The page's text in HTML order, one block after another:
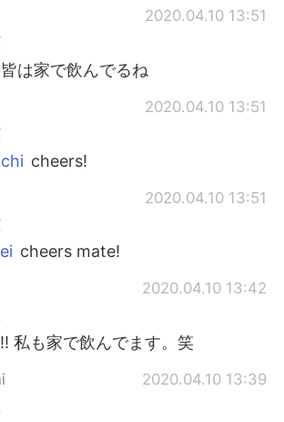
2020.04.10 13:51
皆は家で飲んでるね
2020.04.10 13:51
cheers!
2020.04.10 13:51
cheers mate!
2020.04.10 13:42
私も家で飲んでます。笑
2020.04.10 13:39